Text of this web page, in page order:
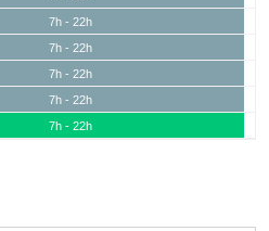
7h - 22h
7h - 22h
7h - 22h
7h - 22h
7h - 22h